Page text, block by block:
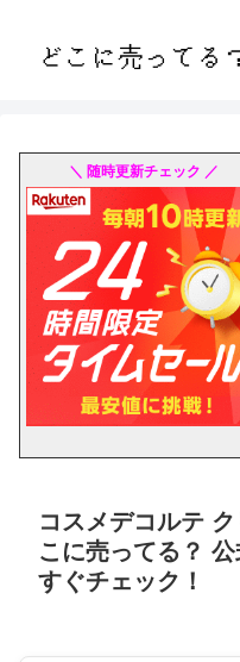
＼ 随時更新チェック ／
コスメデコルテ
こに売ってる？
すぐチェック！